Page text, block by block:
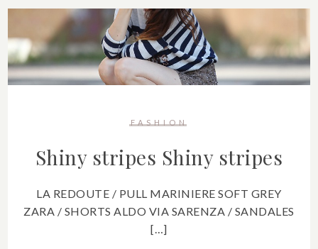
FASHION
Shiny stripes Shiny stripes
LA REDOUTE / PULL MARINIERE SOFT GREY
ZARA / SHORTS ALDO VIA SARENZA / SANDALES
[…]